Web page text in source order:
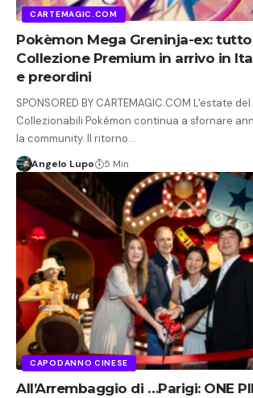
CARTEMAGIC.COM
Pokèmon Mega Greninja-ex:
Collezione Premium in arrivo in
e preordini
SPONSORED BY CARTEMAGIC.COM L'estate
Collezionabili Pokémon continua a sfornare
la community. Il ritorno…
Angelo Lupo 5 Min
CAPODANNO CINESE
All’Arrembaggio di …Parigi: ONE